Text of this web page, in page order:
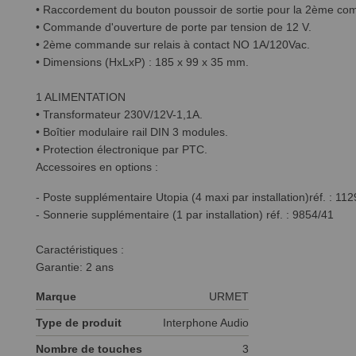
• Raccordement du bouton poussoir de sortie pour la 2ème
• Commande d'ouverture de porte par tension de 12 V.
• 2ème commande sur relais à contact NO 1A/120Vac.
• Dimensions (HxLxP) : 185 x 99 x 35 mm.
1 ALIMENTATION
• Transformateur 230V/12V-1,1A.
• Boîtier modulaire rail DIN 3 modules.
• Protection électronique par PTC.
Accessoires en options :
- Poste supplémentaire Utopia (4 maxi par installation)réf. :
- Sonnerie supplémentaire (1 par installation) réf. : 9854/41
Caractéristiques :
Garantie: 2 ans
Marque URMET
Type de produit Interphone Audio
Nombre de touches 3